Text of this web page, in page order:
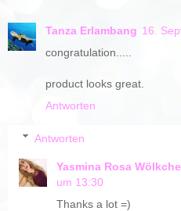
Tanza Erlambang 16.
congratulation.....
product looks great.
Antworten
Antworten
Yasmina Rosa
um 13:30
Thanks a lot =)